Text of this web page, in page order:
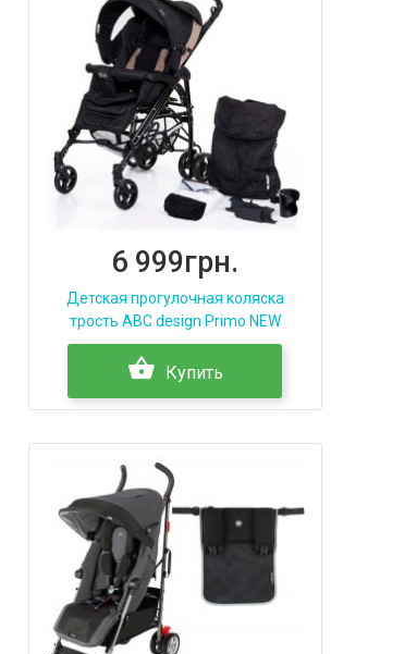
6 999грн.
Детская прогулочная коляска
трость ABC design Primo NEW
Купить